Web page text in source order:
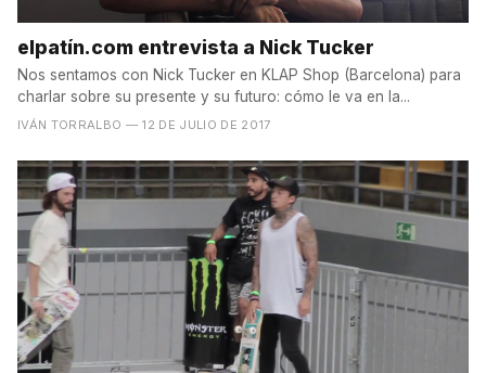
elpatín.com entrevista a Nick Tucker
Nos sentamos con Nick Tucker en KLAP Shop (Barcelona) para
charlar sobre su presente y su futuro: cómo le va en la...
IVÁN TORRALBO — 12 DE JULIO DE 2017